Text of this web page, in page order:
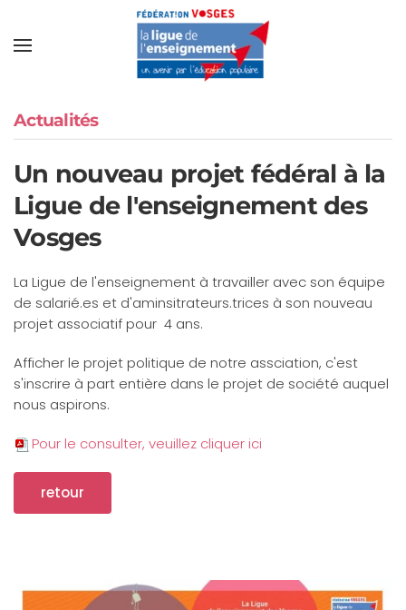
Actualités
Un nouveau projet fédéral à la
Ligue de l'enseignement des
Vosges
La Ligue de l'enseignement à travailler avec son équipe
de salarié.es et d'aminsitrateurs.trices à son nouveau
projet associatif pour 4 ans.
Afficher le projet politique de notre assciation, c'est
s'inscrire à part entière dans le projet de société auquel
nous aspirons.
Pour le consulter, veuillez cliquer ici
retour